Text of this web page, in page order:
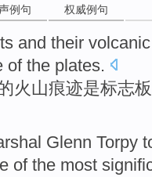
例句 权威例句
and their volcanic
ofthe plates.
火山痕迹是标志
Glenn Torpy
of the most